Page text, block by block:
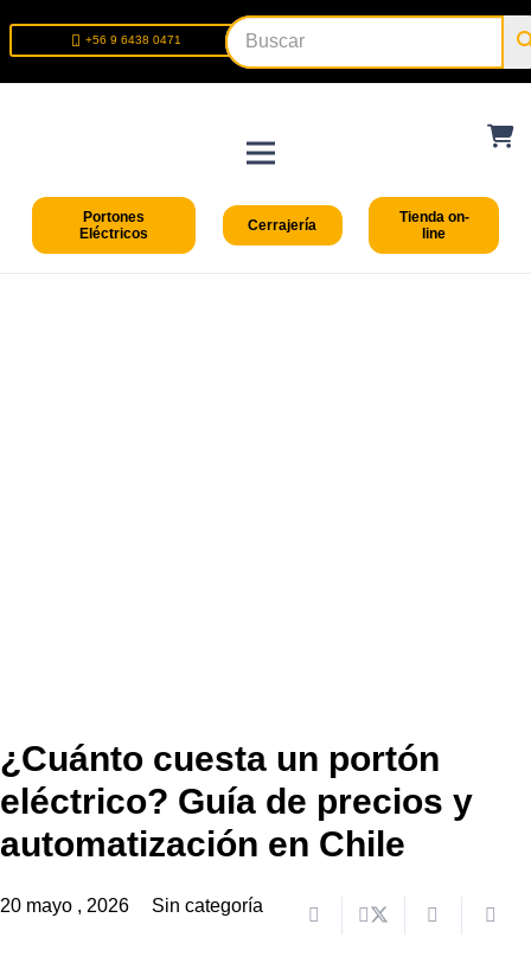
+56 9 6438 0471
Portones
Eléctricos
Cerrajería
Tienda on-
line
¿Cuánto cuesta un portón
eléctrico? Guía de precios y
automatización en Chile
20 mayo , 2026 Sin categoría